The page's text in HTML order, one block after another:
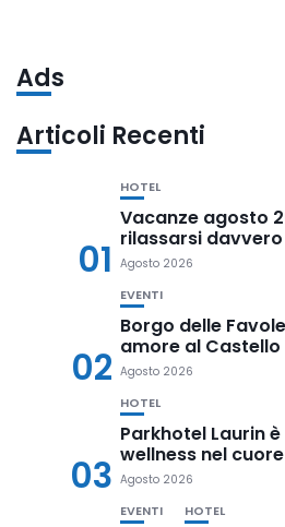
Ads
Articoli Recenti
01
HOTEL
Vacanze agosto
rilassarsi
Agosto 2026
02
EVENTI
Borgo delle
amore al
Agosto 2026
03
HOTEL
Parkhotel Laurin
wellness nel
Agosto 2026
EVENTI HOTEL